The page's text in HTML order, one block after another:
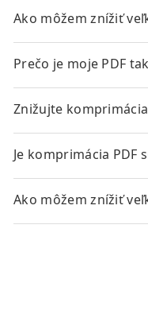
Ako môžem znížiť
Prečo je moje PDF
Znižujte
Je komprimácia PDF
Ako môžem znížiť